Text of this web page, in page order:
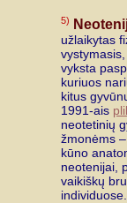
5)
užlaikytas
vyksta
kuriuos
kitus
1991-ais
neotetinių
žmonėms
kūno
neotenijai,
vaikiškų
individuose.